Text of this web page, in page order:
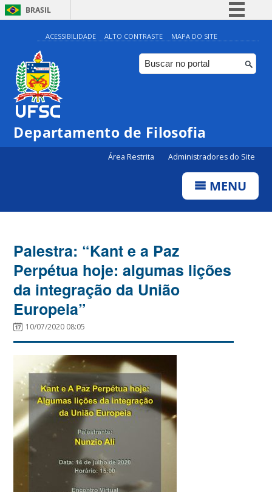
BRASIL
Simplifique!
Comunica BR
Participe
Canais
ACESSIBILIDADE ALTO CONTRASTE MAPA DO SITE
Departamento de Filosofia
Área Restrita Administradores do Site
MENU
Palestra: “Kant e a Paz
Perpétua hoje: algumas lições
da integração da União
Europeia”
10/07/2020 08:05